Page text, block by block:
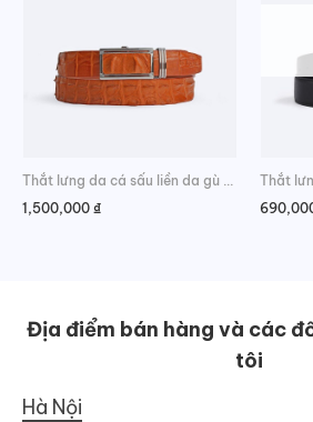
Thắt lưng da cá sấu liền da gù sang trọng
1,500,000 ₫
Địa điểm bán hàng và các
tôi
Hà Nội